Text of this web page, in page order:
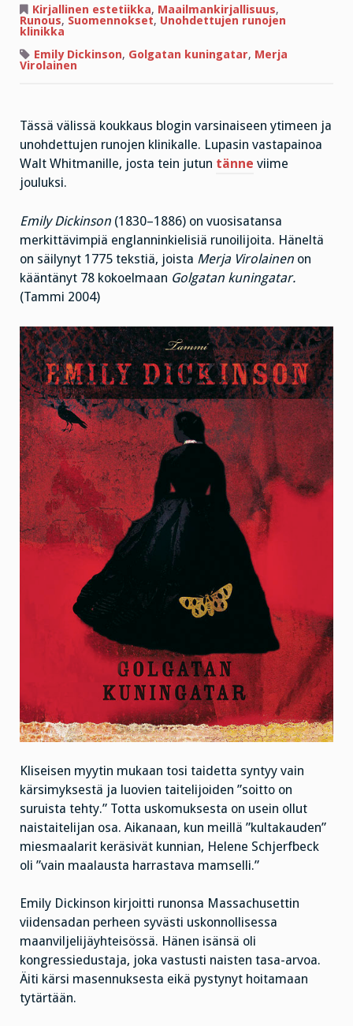
morsiamen
matkassa
Kirjallinen estetiikka, Maailmankirjallisuus,
Runous, Suomennokset, Unohdettujen runojen
klinikka
Emily Dickinson, Golgatan kuningatar, Merja
Virolainen
Tässä välissä koukkaus blogin varsinaiseen ytimeen ja
unohdettujen runojen klinikalle. Lupasin vastapainoa
Walt Whitmanille, josta tein jutun tänne viime
jouluksi.
Emily Dickinson (1830–1886) on vuosisatansa
merkittävimpiä englanninkielisiä runoilijoita. Häneltä
on säilynyt 1775 tekstiä, joista Merja Virolainen on
kääntänyt 78 kokoelmaan Golgatan kuningatar.
(Tammi 2004)
Kliseisen myytin mukaan tosi taidetta syntyy vain
kärsimyksestä ja luovien taitelijoiden ”soitto on
suruista tehty.” Totta uskomuksesta on usein ollut
naistaitelijan osa. Aikanaan, kun meillä ”kultakauden”
miesmaalarit keräsivät kunnian, Helene Schjerfbeck
oli ”vain maalausta harrastava mamselli.”
Emily Dickinson kirjoitti runonsa Massachusettin
viidensadan perheen syvästi uskonnollisessa
maanviljelijäyhteisössä. Hänen isänsä oli
kongressiedustaja, joka vastusti naisten tasa-arvoa.
Äiti kärsi masennuksesta eikä pystynyt hoitamaan
tytärtään.